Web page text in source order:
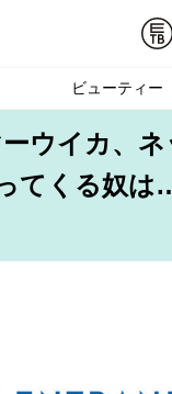
ビューティー
ウイカ、
てくる奴は